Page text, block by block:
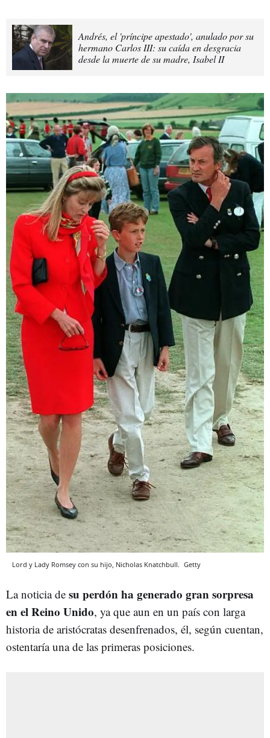
Andrés, el 'príncipe apestado', anulado por su
hermano Carlos III: su caída en desgracia
desde la muerte de su madre, Isabel II
Lord y Lady Romsey con su hijo, Nicholas Knatchbull. Getty
La noticia de su perdón ha generado gran sorpresa
en el Reino Unido, ya que aun en un país con larga
historia de aristócratas desenfrenados, él, según cuentan,
ostentaría una de las primeras posiciones.